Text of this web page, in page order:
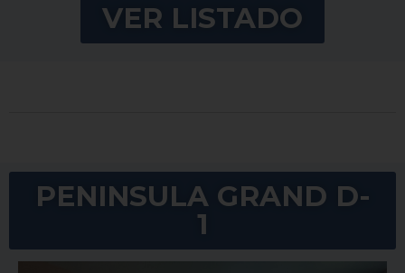
VER LISTADO
PENINSULA GRAND D-
1